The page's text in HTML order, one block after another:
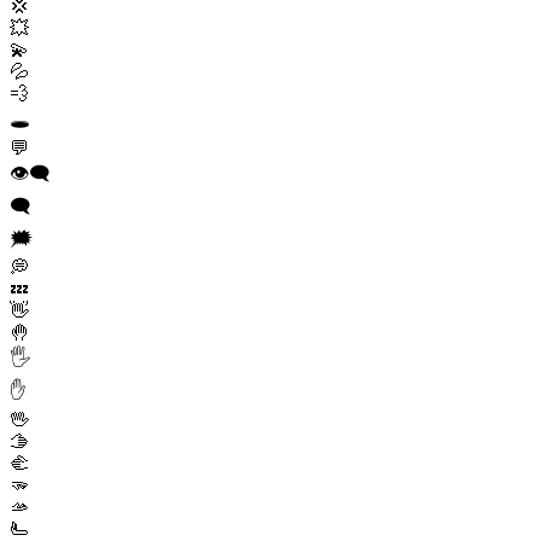
💢
💥
💫
💦
💨
🕳️
💬
👁️‍🗨️
🗨️
🗯️
💭
💤
👋
🤚
🖐️
✋
🖖
🫱
🫲
🫳
🫴
🫷